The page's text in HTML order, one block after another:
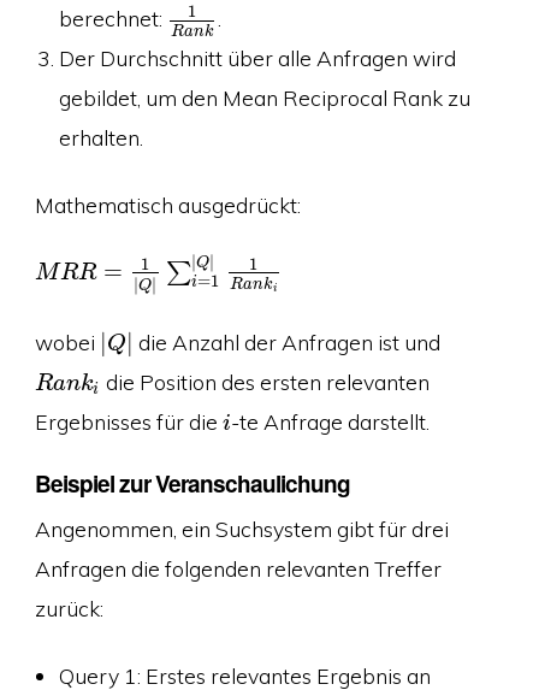
berechnet:
1
Rank
Der Durchschnitt über alle Anfragen wird
gebildet, um den Mean Reciprocal Rank zu
erhalten.
Mathematisch ausgedrückt:
MRR =
1
|Q| ∑|Q|
i=1
1
Ranki
wobei Q die Anzahl der Anfragen ist und
Ranki die Position des ersten relevanten
Ergebnisses für die i-te Anfrage darstellt.
Beispiel zur Veranschaulichung
Angenommen, ein Suchsystem gibt für drei
Anfragen die folgenden relevanten Treffer
zurück:
Query 1: Erstes relevantes Ergebnis an